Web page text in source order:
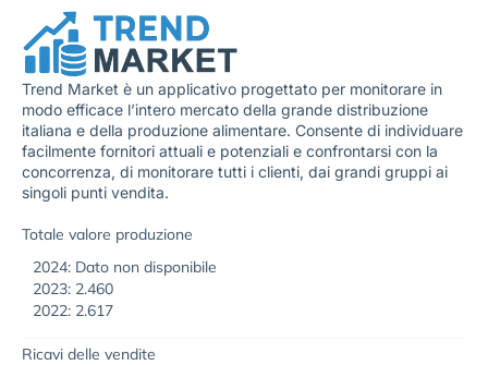
Trend Market è un applicativo progettato per monitorare in
modo efficace l’intero mercato della grande distribuzione
italiana e della produzione alimentare. Consente di individuare
facilmente fornitori attuali e potenziali e confrontarsi con la
concorrenza, di monitorare tutti i clienti, dai grandi gruppi ai
singoli punti vendita.
Totale valore produzione
2024: Dato non disponibile
2023: 2.460
2022: 2.617
Ricavi delle vendite